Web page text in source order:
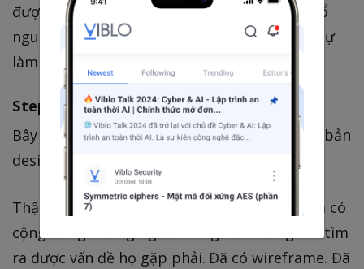
được bạn có khả năng lãnh đạo, biết phân bổ
nguồn lực. Cách 2 thể hiện bạn có khả năng tự
làm những việc cần thiết. Tùy bạn chọn.
Step 4: Build
Bây giờ bạn đã có Design. Chúng ta cần biến bản
design thành sản phẩm thật sự.
Thật ra đến bước này là quá ngon rồi. Bạn đã có
cộng đồng những người dùng tiềm năng. Đã tìm
ra được vấn đề họ gặp phải. Đã có wireframe. Đã